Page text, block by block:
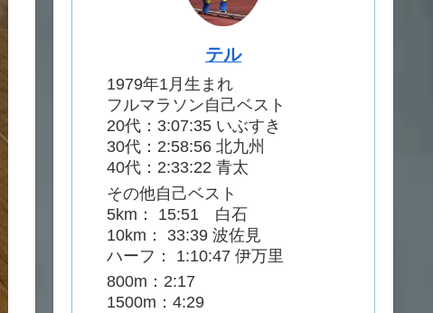
テル
1979年1月生まれ
フルマラソン自己ベスト
20代：3:07:35 いぶすき
30代：2:58:56 北九州
40代：2:33:22 青太
その他自己ベスト
5km： 15:51 白石
10km： 33:39 波佐見
ハーフ： 1:10:47 伊万里
800m：2:17
1500m：4:29